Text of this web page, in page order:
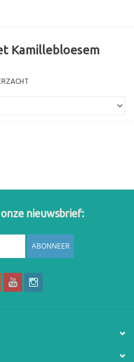
Kamillebloesem
nieuwsbrief:
ABONNEER